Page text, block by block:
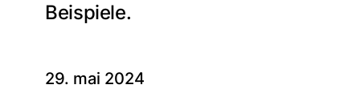
Beispiele.
29. mai 2024